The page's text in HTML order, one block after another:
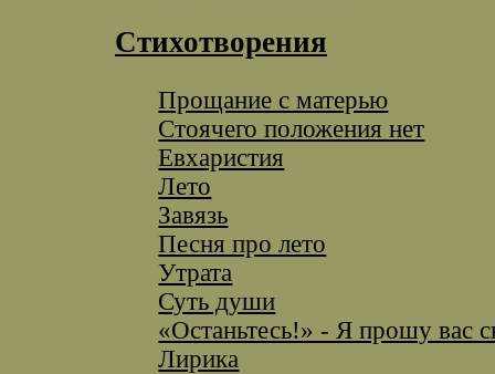
Стихотворения
Прощание с матерью
Стоячего положения нет
Евхаристия
Лето
Завязь
Песня про лето
Утрата
Суть души
«Останьтесь!» - Я прошу вас
Лирика